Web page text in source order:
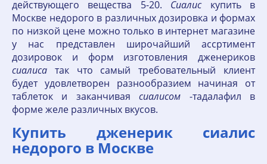
действующего вещества 5-20. Сиалискупить в
Москве недорого в различных дозировка и формах
по низкой цене можно только в интернет магазине
у нас представлен широчайший ассртимент
дозировок и форм изготовления дженериков
сиалиса так что самый требовательный клиент
будет удовлетворен разнообразием начиная от
таблеток и заканчиваясиалисом -тадалафил в
форме желе различных вкусов.
Купить дженерик сиалис
недорого в Москве